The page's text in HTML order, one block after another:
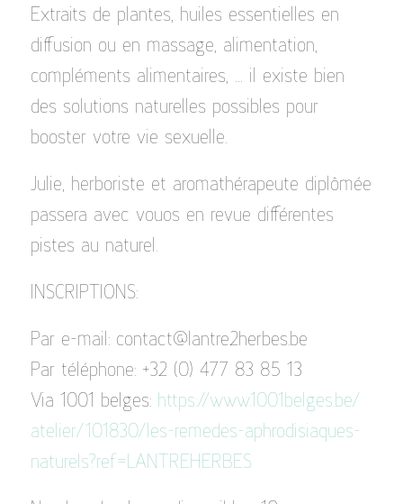
Extraits de plantes, huiles essentielles en
diffusion ou en massage, alimentation,
compléments alimentaires, … il existe bien
des solutions naturelles possibles pour
booster votre vie sexuelle.
Julie, herboriste et aromathérapeute diplômée
passera avec vouos en revue différentes
pistes au naturel.
INSCRIPTIONS:
Par e-mail: contact@lantre2herbes.be
Par téléphone: +32 (0) 477 83 85 13
Via 1001 belges: https://www.1001belges.be/
atelier/101830/ les-remedes-aphrodisiaques-
naturels?ref=LANTREHERBES